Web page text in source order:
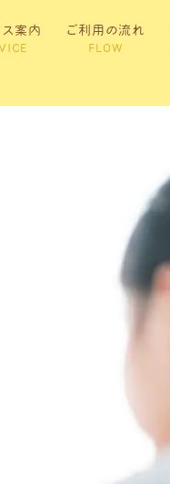
案内 ご利用の流れ
FLOW